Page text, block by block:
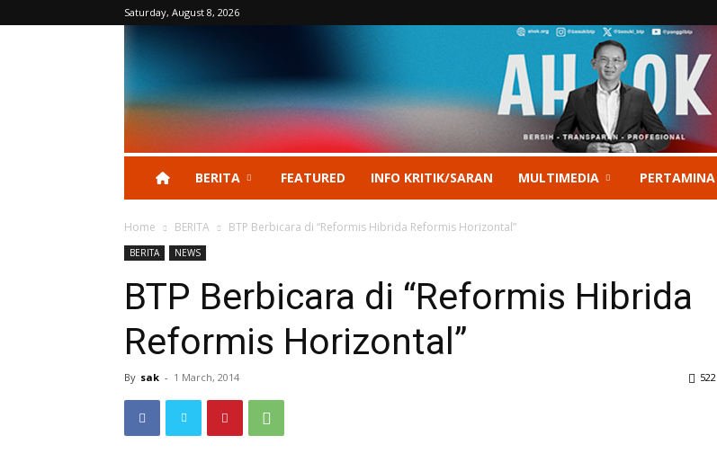
Saturday, August 8, 2026
BERITA FEATURED INFO KRITIK/SARAN MULTIMEDIA PERTAMINA
Home BERITA BTP Berbicara di “Reformis Hibrida Reformis Horizontal”
BERITA NEWS
BTP Berbicara di “Reformis Hibrida
Reformis Horizontal”
By sak - 1 March, 2014 522